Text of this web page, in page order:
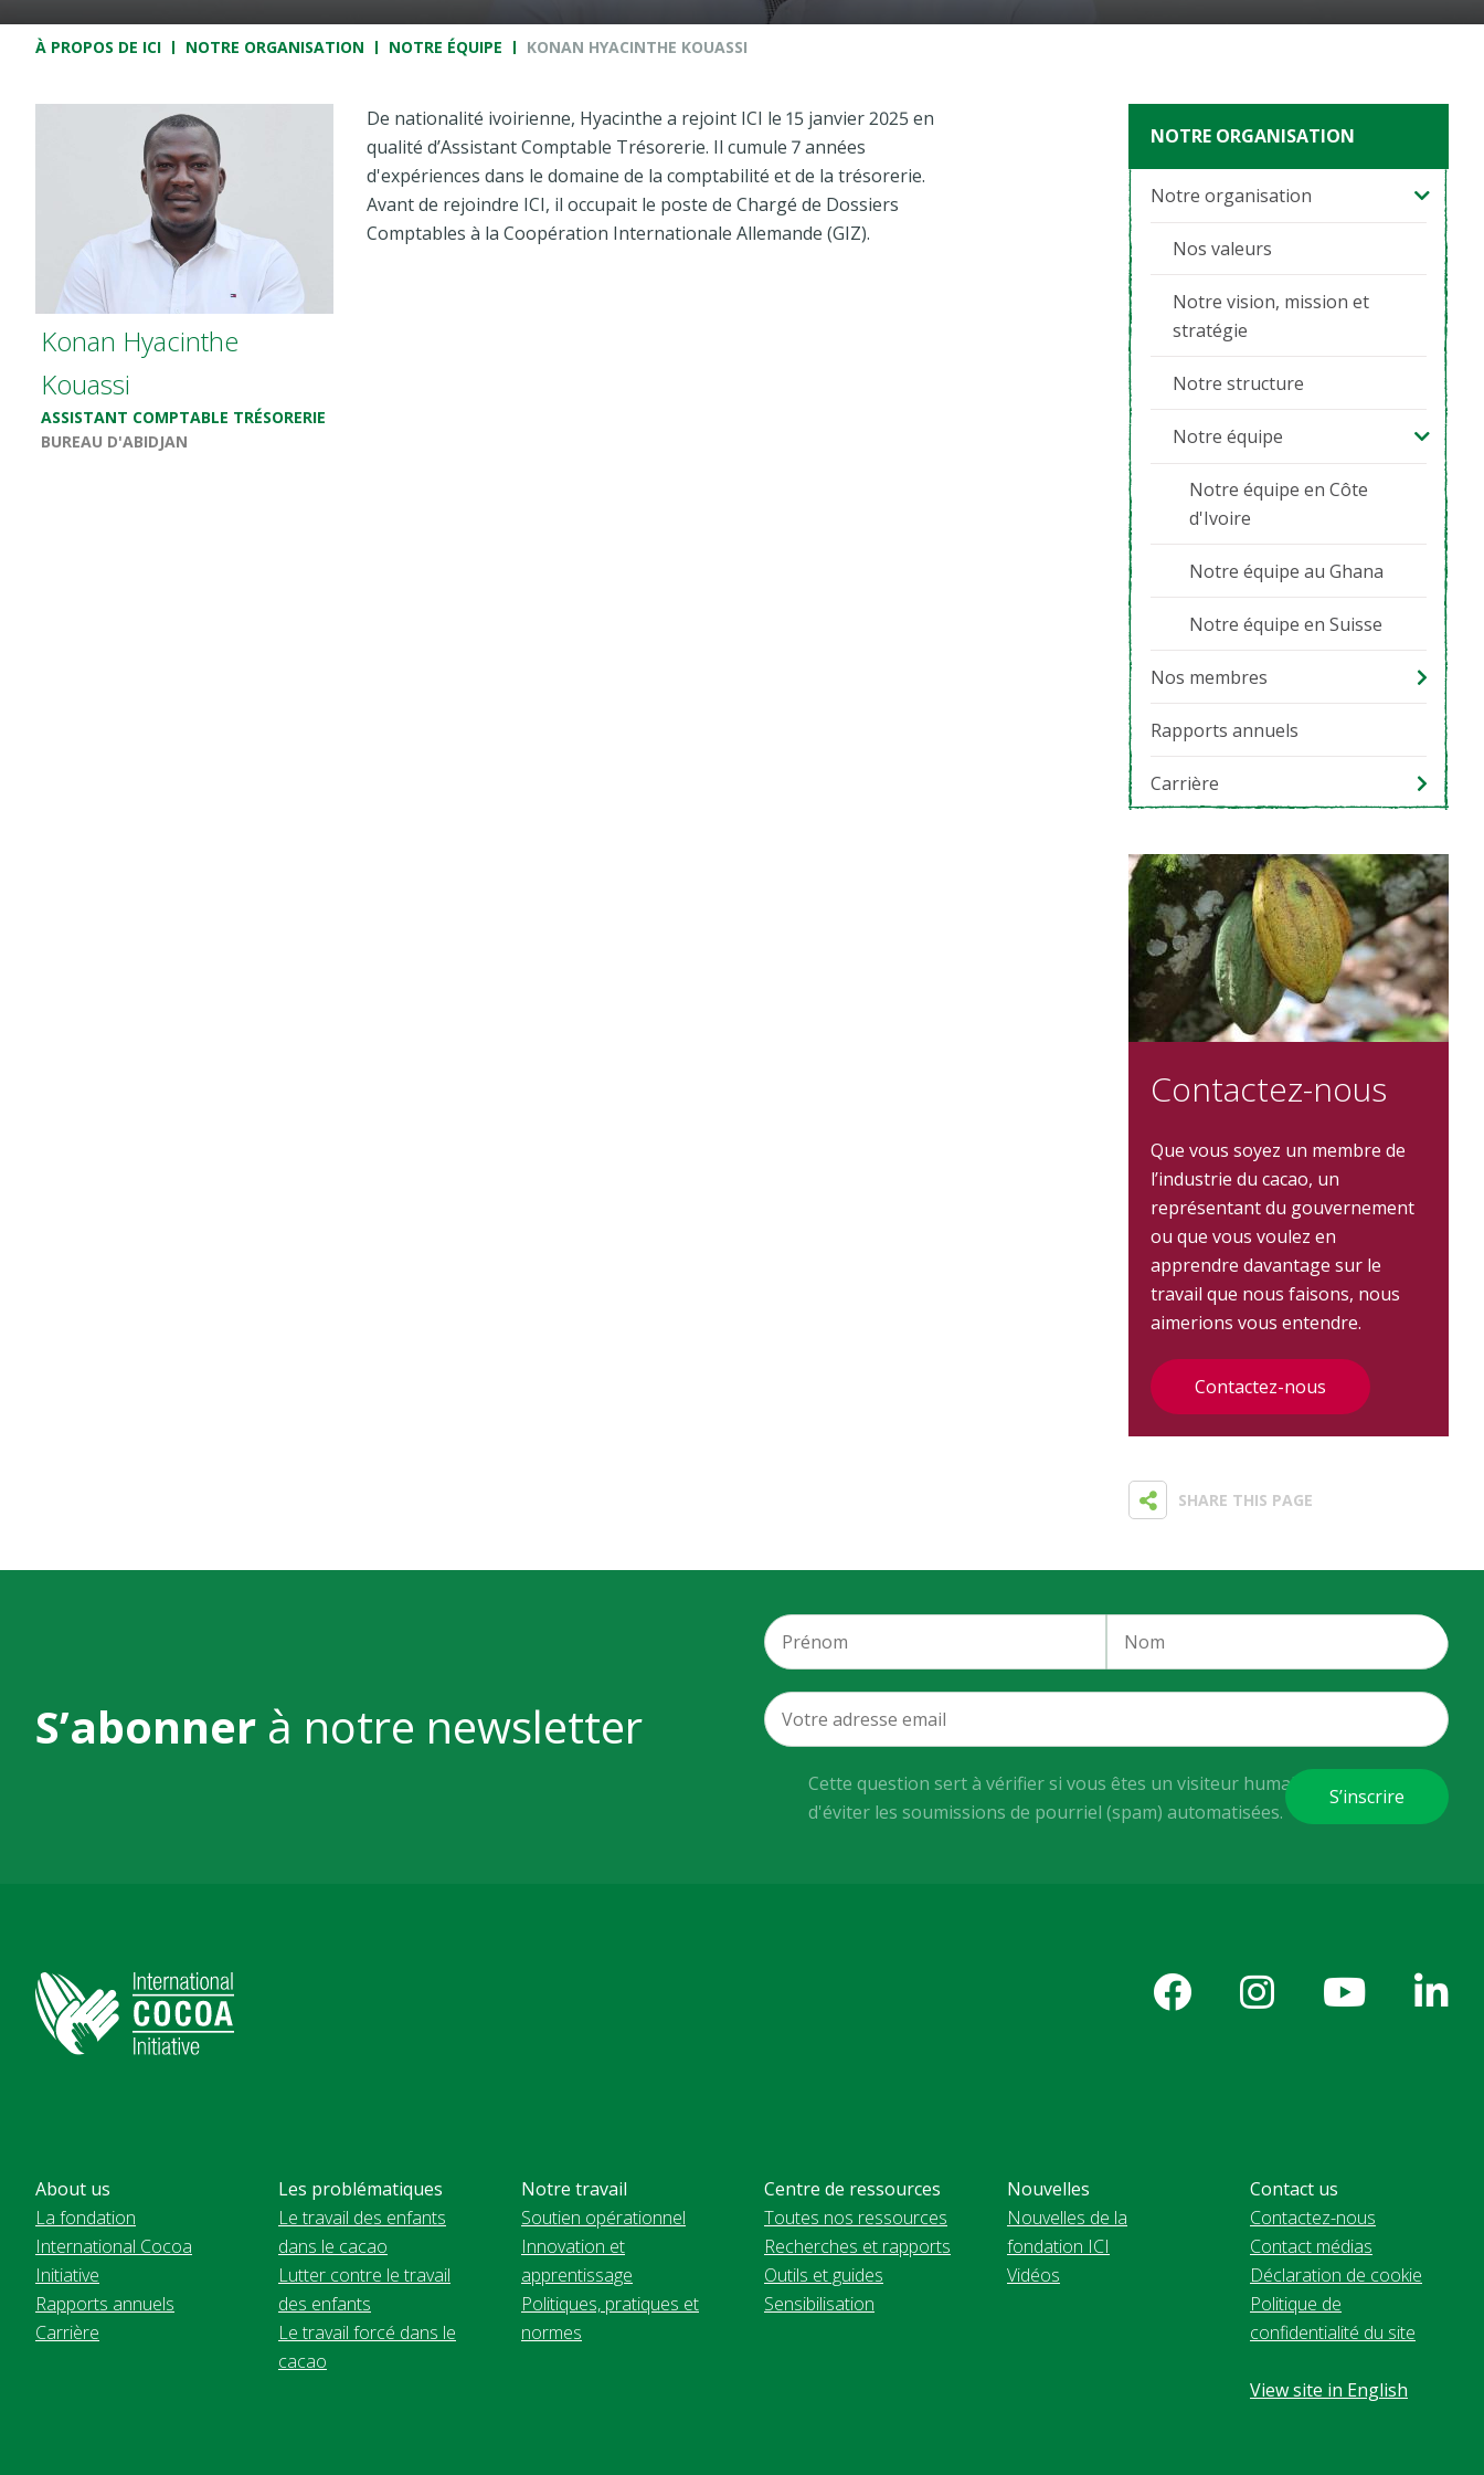
Fil d'Ariane
À PROPOS DE ICI NOTRE ORGANISATION NOTRE ÉQUIPE KONAN HYACINTHE KOUASSI
Konan Hyacinthe
Kouassi
ASSISTANT COMPTABLE TRÉSORERIE
BUREAU D'ABIDJAN
De nationalité ivoirienne, Hyacinthe a rejoint ICI le 15 janvier 2025 en
qualité d’Assistant Comptable Trésorerie. Il cumule 7 années
d'expériences dans le domaine de la comptabilité et de la trésorerie.
Avant de rejoindre ICI, il occupait le poste de Chargé de Dossiers
Comptables à la Coopération Internationale Allemande (GIZ).
NOTRE ORGANISATION
Notre organisation
Nos valeurs
Notre vision, mission et
stratégie
Notre structure
Notre équipe
Notre équipe en Côte
d'Ivoire
Notre équipe au Ghana
Notre équipe en Suisse
Nos membres
Rapports annuels
Carrière
Contactez-nous
Que vous soyez un membre de
l’industrie du cacao, un
représentant du gouvernement
ou que vous voulez en
apprendre davantage sur le
travail que nous faisons, nous
aimerions vous entendre.
Contactez-nous
SHARE THIS PAGE
S’abonner à notre newsletter
Cette question sert à vérifier si vous êtes un visiteur humain ou non afin
d'éviter les soumissions de pourriel (spam) automatisées.
About us
La fondation
International Cocoa
Initiative
Rapports annuels
Carrière
Les problématiques
Le travail des enfants
dans le cacao
Lutter contre le travail
des enfants
Le travail forcé dans le
cacao
Notre travail
Soutien opérationnel
Innovation et
apprentissage
Politiques, pratiques et
normes
Centre de ressources
Toutes nos ressources
Recherches et rapports
Outils et guides
Sensibilisation
Nouvelles
Nouvelles de la
fondation ICI
Vidéos
Contact us
Contactez-nous
Contact médias
Déclaration de cookie
Politique de
confidentialité du site
View site in English